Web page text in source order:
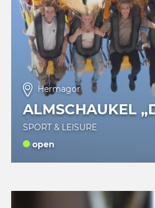
Hermagor
ALMSCHAUKEL
SPORT & LEISURE
open